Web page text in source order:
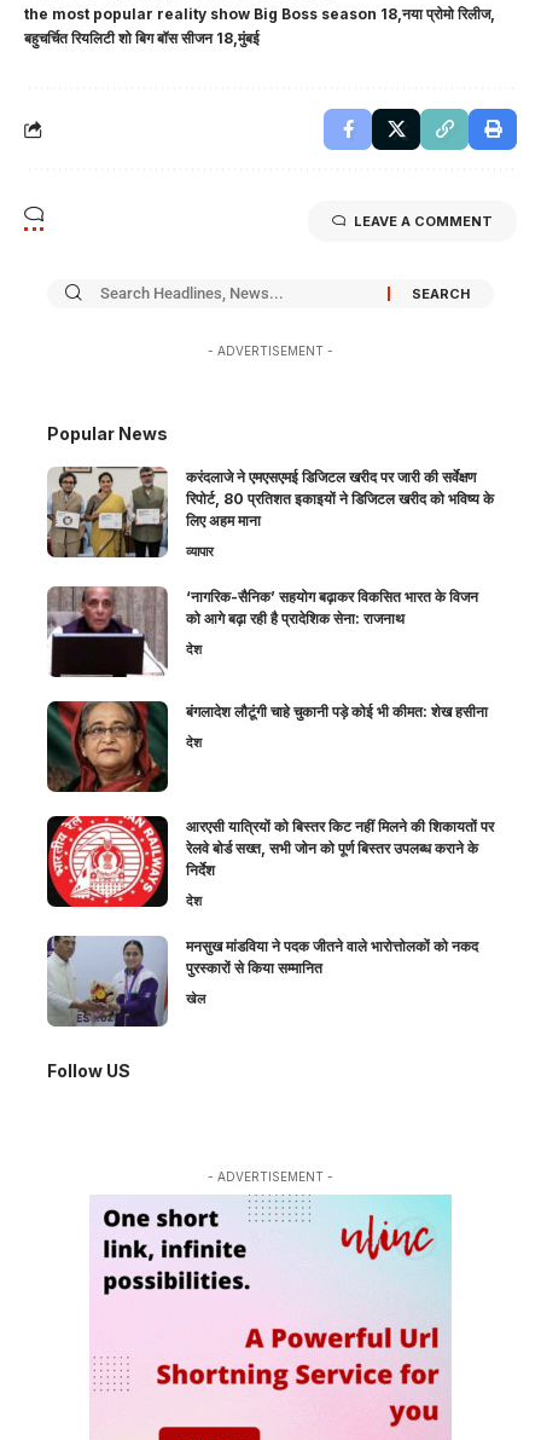
the most popular reality show Big Boss season 18 नया प्रोमो रिलीज
बहुचर्चित रियलिटी शो बिग बॉस सीजन 18 मुंबई
LEAVE A COMMENT
- ADVERTISEMENT -
Popular News
करंदलाजे ने एमएसएमई डिजिटल खरीद पर जारी की सर्वेक्षण
रिपोर्ट, 80 प्रतिशत इकाइयों ने डिजिटल खरीद को भविष्य के
लिए अहम माना
व्यापार
‘नागरिक-सैनिक’ सहयोग बढ़ाकर विकसित भारत के विजन
को आगे बढ़ा रही है प्रादेशिक सेना: राजनाथ
देश
बंगलादेश लौटूंगी चाहे चुकानी पड़े कोई भी कीमत: शेख हसीना
देश
आरएसी यात्रियों को बिस्तर किट नहीं मिलने की शिकायतों पर
रेलवे बोर्ड सख्त, सभी जोन को पूर्ण बिस्तर उपलब्ध कराने के
निर्देश
देश
मनसुख मांडविया ने पदक जीतने वाले भारोत्तोलकों को नकद
पुरस्कारों से किया सम्मानित
खेल
Follow US
- ADVERTISEMENT -